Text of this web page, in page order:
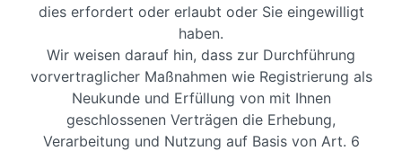
dies erfordert oder erlaubt oder Sie eingewilligt
haben.
Wir weisen darauf hin, dass zur Durchführung
vorvertraglicher Maßnahmen wie Registrierung als
Neukunde und Erfüllung von mit Ihnen
geschlossenen Verträgen die Erhebung,
Verarbeitung und Nutzung auf Basis von Art. 6